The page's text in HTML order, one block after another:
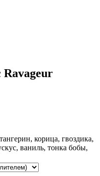
Ravageur
корица, гвоздика,
ваниль, тонка бобы,